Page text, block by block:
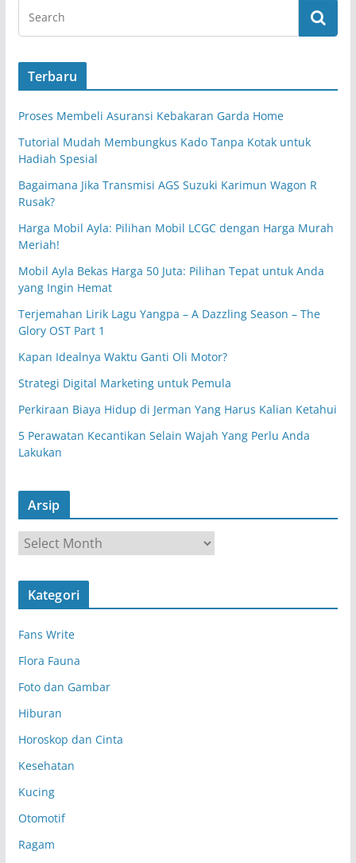
Terbaru
Proses Membeli Asuransi Kebakaran Garda Home
Tutorial Mudah Membungkus Kado Tanpa Kotak untuk
Hadiah Spesial
Bagaimana Jika Transmisi AGS Suzuki Karimun Wagon R
Rusak?
Harga Mobil Ayla: Pilihan Mobil LCGC dengan Harga Murah
Meriah!
Mobil Ayla Bekas Harga 50 Juta: Pilihan Tepat untuk Anda
yang Ingin Hemat
Terjemahan Lirik Lagu Yangpa – A Dazzling Season – The
Glory OST Part 1
Kapan Idealnya Waktu Ganti Oli Motor?
Strategi Digital Marketing untuk Pemula
Perkiraan Biaya Hidup di Jerman Yang Harus Kalian Ketahui
5 Perawatan Kecantikan Selain Wajah Yang Perlu Anda
Lakukan
Arsip
s
Kategori
Fans Write
Flora Fauna
Foto dan Gambar
Hiburan
Horoskop dan Cinta
Kesehatan
Kucing
Otomotif
Ragam